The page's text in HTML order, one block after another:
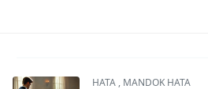
HATA , MANDOK HATA